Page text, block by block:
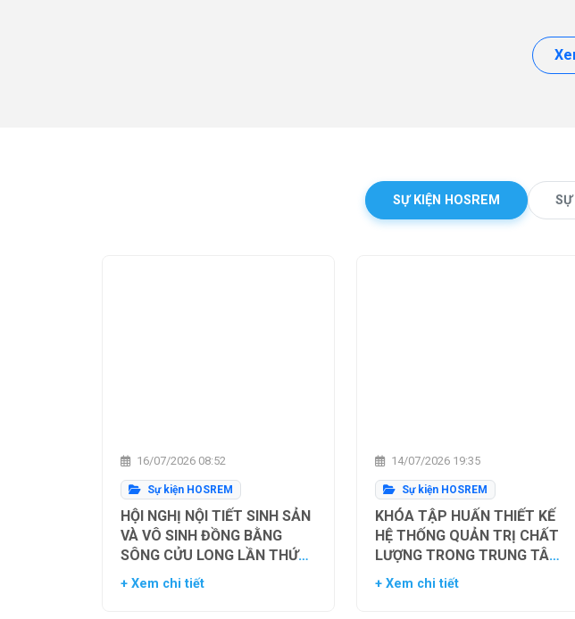
SỰ KIỆN HOSREM
16/07/2026 08:52
Sự kiện HOSREM
HỘI NGHỊ NỘI TIẾT SINH SẢN
VÀ VÔ SINH ĐỒNG BẰNG
SÔNG CỬU LONG LẦN THỨ
NHẤT
+ Xem chi tiết
14/07/2026 19:35
Sự kiện HOSREM
KHÓA TẬP HUẤN THIẾT KẾ
HỆ THỐNG QUẢN TRỊ CHẤT
LƯỢNG TRONG TRUNG TÂM
THỤ TINH TRONG ỐNG
+ Xem chi tiết